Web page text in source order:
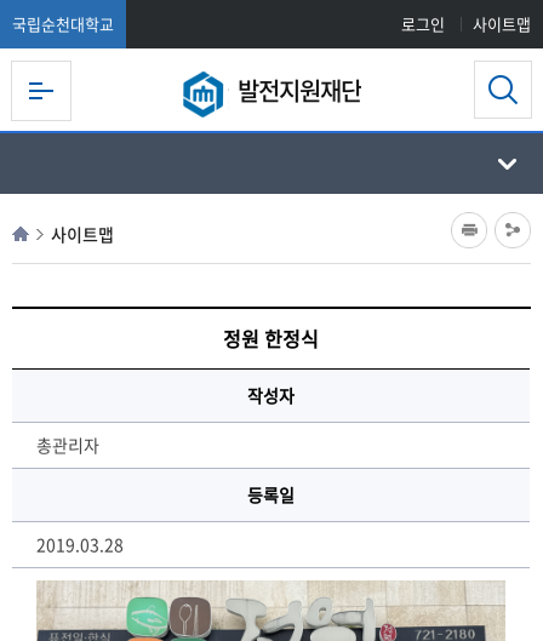
국립순천대학교 로그인 사이트맵
발전지원재단
사이트맵
정원 한정식
작성자
총관리자
등록일
2019.03.28